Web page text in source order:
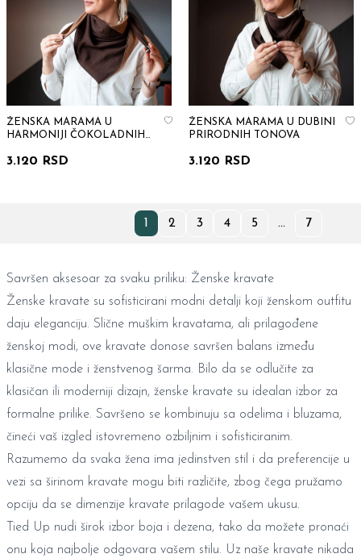
ŽENSKA MARAMA U
HARMONIJI ČOKOLADNIH
3.120 RSD
ŽENSKA MARAMA U DUBINI
PRIRODNIH TONOVA
3.120 RSD
1 2 3 4 5 ... 7
Savršen aksesoar za svaku priliku: Ženske kravate
Ženske kravate su sofisticirani modni detalji koji ženskom outfitu
daju eleganciju. Slične muškim kravatama, ali prilagođene
ženskoj modi, ove kravate donose savršen balans između
klasične mode i ženstvenog šarma. Bilo da se odlučite za
klasičan ili moderniji dizajn, ženske kravate su idealan izbor za
formalne prilike. Savršeno se kombinuju sa odelima i bluzama,
čineći vaš izgled istovremeno ozbiljnim i sofisticiranim.
Razumemo da svaka žena ima jedinstven stil i da preferencije u
vezi sa širinom kravate mogu biti različite, zbog čega pružamo
opciju da se dimenzije kravate prilagode vašem ukusu.
Tied Up nudi širok izbor boja i dezena, tako da možete pronaći
onu koja najbolje odgovara vašem stilu. Uz naše kravate nikada